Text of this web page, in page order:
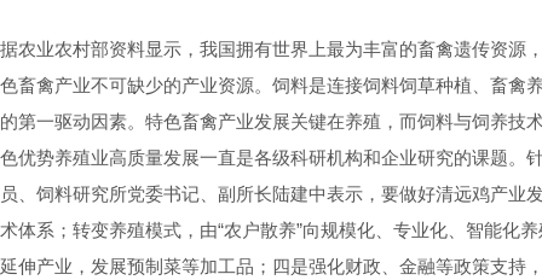
据农业农村部资料显示，我国拥有世界上最为丰富的畜禽遗传资源
色畜禽产业不可缺少的产业资源。饲料是连接饲料饲草种植、畜禽
的第一驱动因素。特色畜禽产业发展关键在养殖，而饲料与饲养技
色优势养殖业高质量发展一直是各级科研机构和企业研究的课题。
员、饲料研究所党委书记、副所长陆建中表示，要做好清远鸡产业
术体系；转变养殖模式，由“农户散养”向规模化、专业化、智能化
延伸产业，发展预制菜等加工品；四是强化财政、金融等政策支持